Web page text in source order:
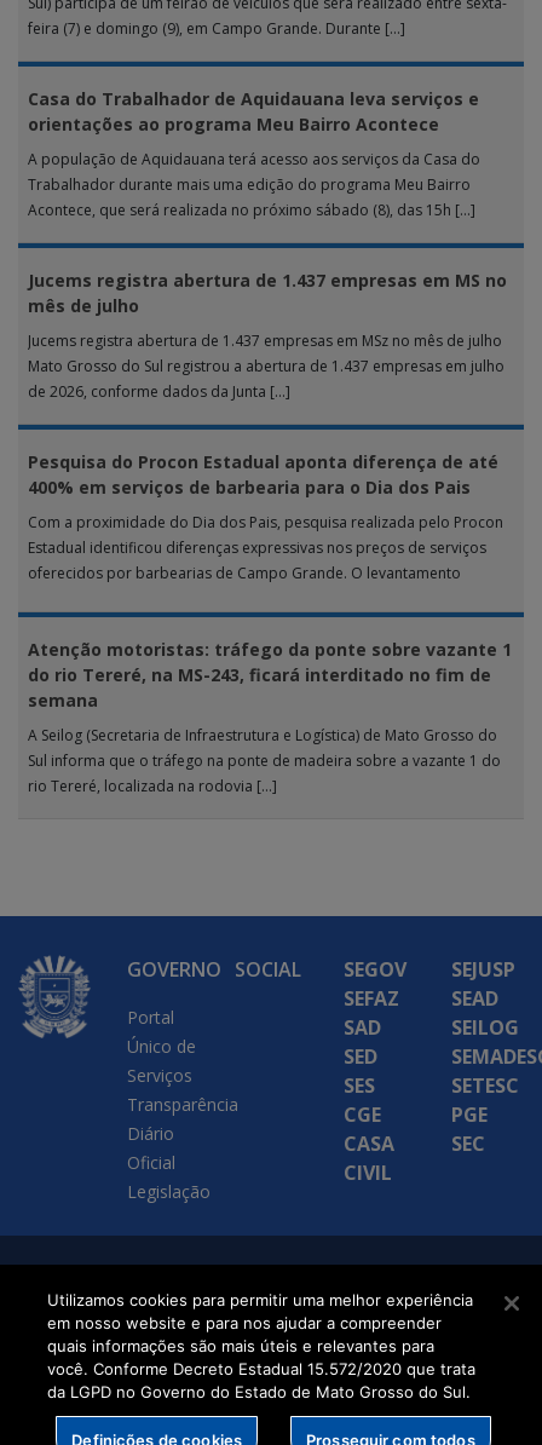
feira (7) e domingo (9), em Campo Grande. Durante […]
Casa do Trabalhador de Aquidauana leva serviços e
orientações ao programa Meu Bairro Acontece
A população de Aquidauana terá acesso aos serviços da Casa do
Trabalhador durante mais uma edição do programa Meu Bairro
Acontece, que será realizada no próximo sábado (8), das 15h […]
Jucems registra abertura de 1.437 empresas em MS no
mês de julho
Jucems registra abertura de 1.437 empresas em MSz no mês de julho
Mato Grosso do Sul registrou a abertura de 1.437 empresas em julho
de 2026, conforme dados da Junta […]
Pesquisa do Procon Estadual aponta diferença de até
400% em serviços de barbearia para o Dia dos Pais
Com a proximidade do Dia dos Pais, pesquisa realizada pelo Procon
Estadual identificou diferenças expressivas nos preços de serviços
oferecidos por barbearias de Campo Grande. O levantamento
Atenção motoristas: tráfego da ponte sobre vazante 1
do rio Tereré, na MS-243, ficará interditado no fim de
semana
A Seilog (Secretaria de Infraestrutura e Logística) de Mato Grosso do
Sul informa que o tráfego na ponte de madeira sobre a vazante 1 do
rio Tereré, localizada na rodovia […]
GOVERNO
Portal
Único de
Serviços
Transparência
Diário
Oficial
Legislação
SOCIAL
SEGOV
SEFAZ
SAD
SED
SES
CGE
CASA
CIVIL
SEJUSP
SEAD
SEILOG
SETESC
PGE
SEC
Executiva de
Transformação Digital
Utilizamos cookies para permitir uma melhor experiência
em nosso website e para nos ajudar a compreender
quais informações são mais úteis e relevantes para
você. Conforme Decreto Estadual 15.572/2020 que trata
da LGPD no Governo do Estado de Mato Grosso do Sul.
Definições de cookies Prosseguir com todos